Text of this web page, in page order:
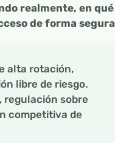
realmente, en qué
de forma segura
alta rotación,
libre de riesgo.
regulación sobre
competitiva de